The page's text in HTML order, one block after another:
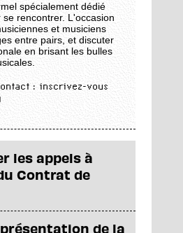
spécialement dédié
rencontrer. L'occasion
et musiciens
entre pairs, et discuter
en brisant les bulles
: inscrivez-vous
les appels à
Contrat de
de la